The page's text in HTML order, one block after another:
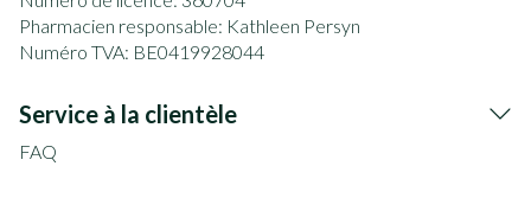
Pharmacien responsable: Kathleen Persyn
Numéro TVA: BE0419928044
Service à la clientèle
FAQ